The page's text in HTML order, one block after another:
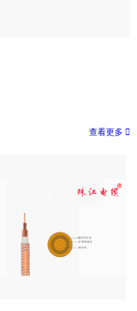
查看更多